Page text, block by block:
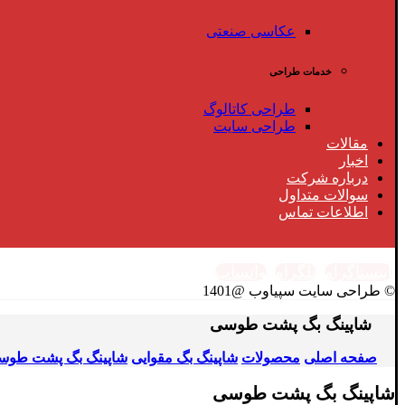
عکاسی صنعتی
خدمات طراحی
طراحی کاتالوگ
طراحی سایت
مقالات
اخبار
درباره شرکت
سوالات متداول
اطلاعات تماس
© طراحی سایت سپیاوب @1401
شاپینگ بگ پشت طوسی
صفحه اصلی محصولات شاپینگ بگ مقوایی شاپینگ بگ پشت
شاپینگ بگ پشت طوسی